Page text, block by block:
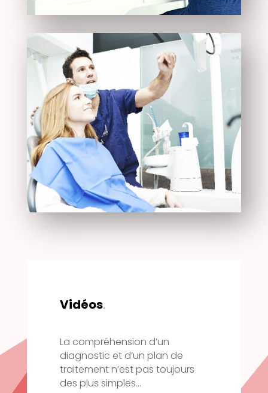
Vidéos.
La compréhension d’un
diagnostic et d’un plan de
traitement n’est pas toujours
des plus simples…